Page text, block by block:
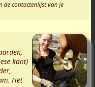
de contactenlijst van je
kant)
Het